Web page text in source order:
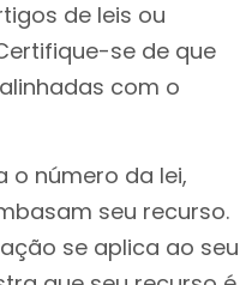
de leis ou
se de que
com o
o número da lei,
seu recurso.
se aplica ao seu